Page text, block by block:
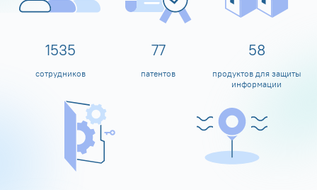
1600
сотрудников
80
патентов
60
продуктов для защиты
информации